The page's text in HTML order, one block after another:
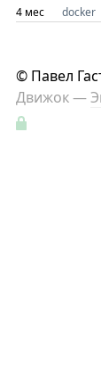
4 мес docker
© Павел
Движок —